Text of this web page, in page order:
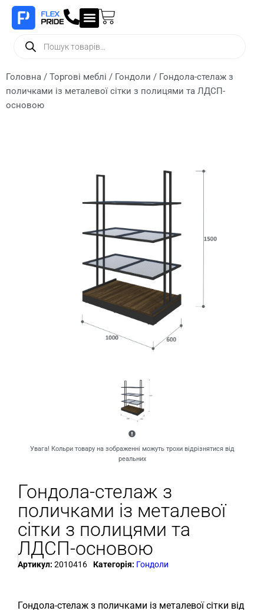
Головна / Торгові меблі / Гондоли / Гондола-стелаж з
поличками із металевої сітки з полицями та ЛДСП-
основою
Увага! Кольри товару на зображенні можуть трохи відрізнятися від
реальних
Гондола-стелаж з
поличками із металевої
сітки з полицями та
ЛДСП-основою
Артикул: 2010416 Категорія: Гондоли
Гондола-стелаж з поличками із металевої сітки від